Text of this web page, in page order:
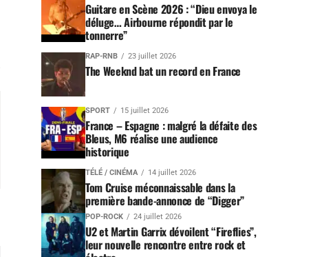
Guitare en Scène 2026 : “Dieu envoya le
déluge… Airbourne répondit par le
tonnerre”
RAP-RNB 23 juillet 2026
The Weeknd bat un record en France
SPORT 15 juillet 2026
France – Espagne : malgré la défaite des
Bleus, M6 réalise une audience
historique
TÉLÉ / CINÉMA 14 juillet 2026
Tom Cruise méconnaissable dans la
première bande-annonce de “Digger”
POP-ROCK 24 juillet 2026
U2 et Martin Garrix dévoilent “Fireflies”,
leur nouvelle rencontre entre rock et